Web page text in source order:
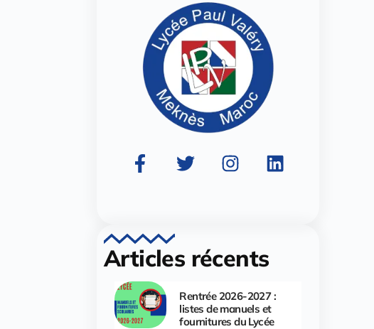
Articles récents
Rentrée 2026-2027 :
listes de manuels et
fournitures du Lycée